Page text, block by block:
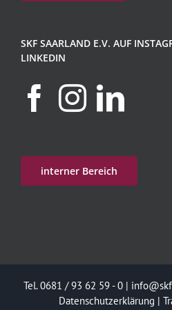
SKF SAARLAND E.V. AUF
LINKEDIN
interner Bereich
Tel. 0681 / 93 62 59 - 0 |
Datenschutzerklärung |